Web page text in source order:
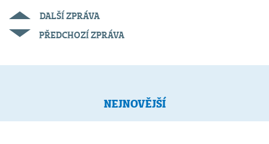
DALŠÍ ZPRÁVA
PŘEDCHOZÍ ZPRÁVA
NEJNOVĚJŠÍ